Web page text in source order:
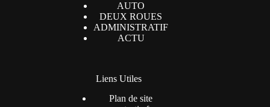
AUTO
DEUX ROUES
ADMINISTRATIF
ACTU
Liens Utiles
Plan de site